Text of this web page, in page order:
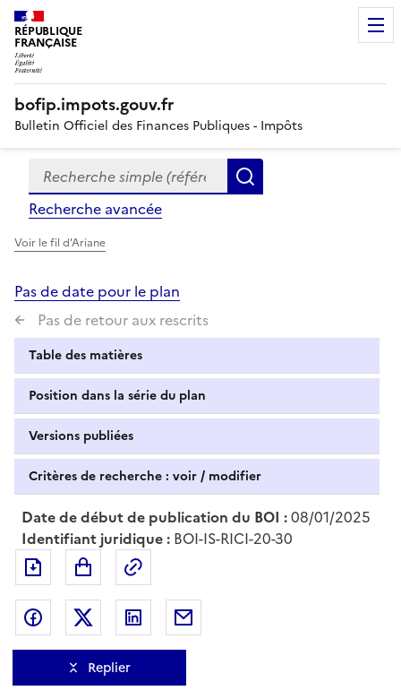
RÉPUBLIQUE
FRANÇAISE
bofip.impots.gouv.fr
Bulletin Officiel des Finances Publiques - Impôts
Formulaire
de
recherche
Recherche simple (références, mots clés, partie du
Recherche avancée
Voir le fil d'Ariane
Pas de date pour le plan
Pas de retour aux rescrits
Table des matières
Position dans la série du plan
Versions publiées
Critères de recherche : voir / modifier
Date de début de publication du BOI :08/01/2025
Identifiant juridique : BOI-IS-RICI-20-30
Exporter le document au format pdf
Partager sur Facebook
Partager sur Twitter
Partager sur LinkedIn
Replier